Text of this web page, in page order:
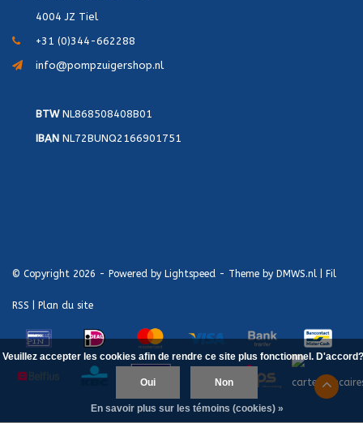
4004 JZ Tiel
+31 (0)344-662288
info@pompzuigershop.nl
BTWNL868508408B01
IBAN NL72BUNQ2166901751
© Copyright 2026 - Powered by Lightspeed - Theme by DMWS.nl Fil
RSS Plan du site
Veuillez accepter les cookies afin de rendre ce site plus fonctionnel. D'accord?
Oui Non
En savoir plus sur les témoins (cookies) »